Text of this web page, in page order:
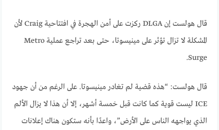
قال هولست إن DLGA ركزت على أمن الهجرة في افتتاحية Craig لأن
المشكلة لا تزال تؤثر على مينيسوتا، حتى بعد تراجع عملية Metro
Surge.
قال هولست: “هذه قضية لم تغادر مينيسوتا. على الرغم من أن جهود
ICE ليست قوية كما كانت قبل خمسة أشهر، إلا أن هذا لا يزال الألم
الذي يواجهه الناس على الأرض”، واعدًا بأنه ستكون هناك إعلانات